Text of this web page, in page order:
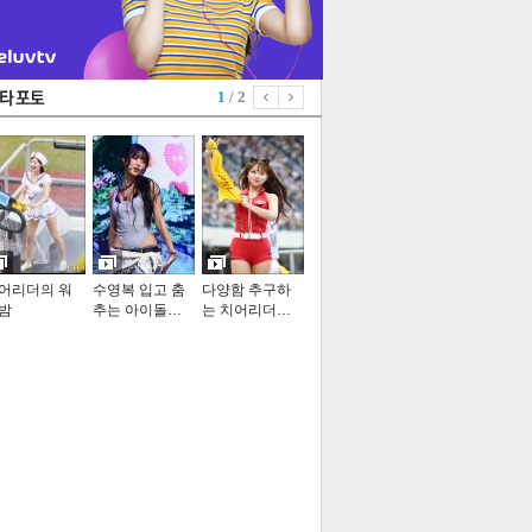
1 / 2
리더의 워
수영복 입고 춤
추는 아이돌…
다양함 추구하
는 치어리더…